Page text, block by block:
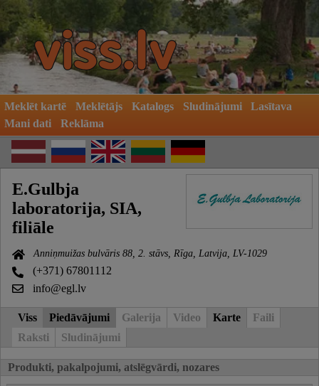
Meklēt kartē Meklētājs Katalogs Sludinājumi
Lasītava
Mani dati
Reklāma
E.Gulbja
laboratorija, SIA,
filiāle
Anniņmuižas bulvāris 88, 2. stāvs, Rīga, Latvija, LV-1029
(+371) 67801112
info@egl.lv
Viss Piedāvājumi Galerija Video Karte
Faili
Raksti
Sludinājumi
Produkti, pakalpojumi, atslēgvārdi, nozares